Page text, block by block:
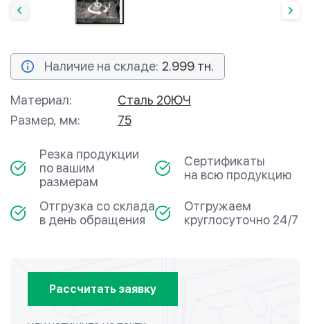
Наличие на складе: 2.999 тн.
Материал:
Сталь 20ЮЧ
Размер, мм:
75
Резка продукции
по вашим
размерам
Сертификаты
на всю продукцию
Отгрузка со склада
в день обращения
Отгружаем
круглосуточно 24/7
Рассчитать заявку